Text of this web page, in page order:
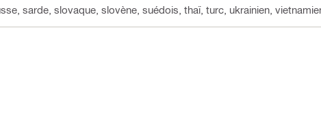
sarde, slovaque, slovène, suédois, thaï, turc, ukrainien,